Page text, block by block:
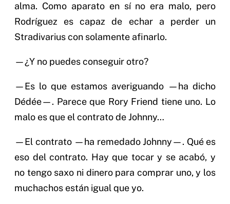
alma. Como aparato en sí no era malo, pero
Rodríguez es capaz de echar a perder un
Stradivarius con solamente afinarlo.
—¿Y no puedes conseguir otro?
—Es lo que estamos averiguando —ha dicho
Dédée—. Parece que Rory Friend tiene uno. Lo
malo es que el contrato de Johnny…
—El contrato —ha remedado Johnny—. Qué es
eso del contrato. Hay que tocar y se acabó, y
no tengo saxo ni dinero para comprar uno, y los
muchachos están igual que yo.